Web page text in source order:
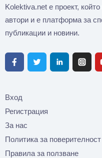
Kolektiva.net е проект,
автори и е платформа за
публикации и новини.
Вход
Регистрация
За нас
Политика за поверителност
Правила за ползване